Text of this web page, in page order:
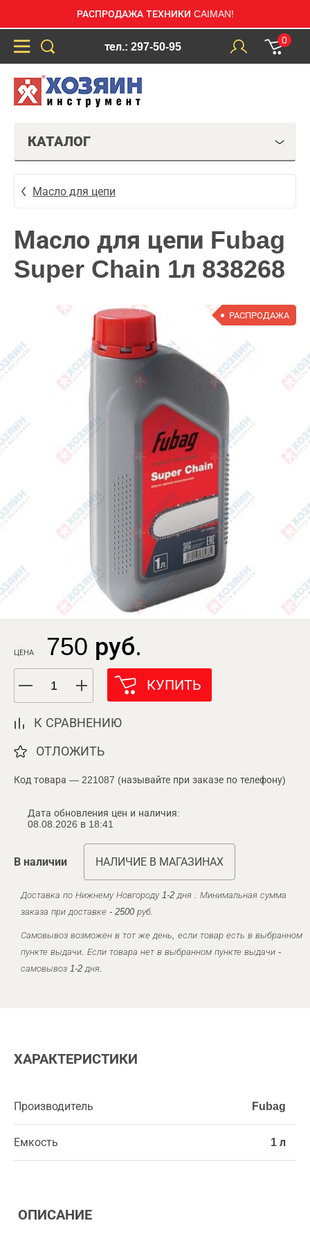
РАСПРОДАЖА ТЕХНИКИ CAIMAN!
тел.: 297-50-95
0
КАТАЛОГ
Масло для цепи
Масло для цепи Fubag
Super Chain 1л 838268
РАСПРОДАЖА
ЦЕНА 750 руб.
КУПИТЬ
К СРАВНЕНИЮ
ОТЛОЖИТЬ
Код товара — 221087 (называйте при заказе по телефону)
Дата обновления цен и наличия:
08.08.2026 в 18:41
В наличии НАЛИЧИЕ В МАГАЗИНАХ
Доставка по Нижнему Новгороду 1-2 дня . Минимальная сумма
заказа при доставке - 2500 руб.
Самовывоз возможен в тот же день, если товар есть в выбранном
пункте выдачи. Если товара нет в выбранном пункте выдачи -
самовывоз 1-2 дня.
ХАРАКТЕРИСТИКИ
Производитель Fubag
Емкость 1 л
ОПИСАНИЕ